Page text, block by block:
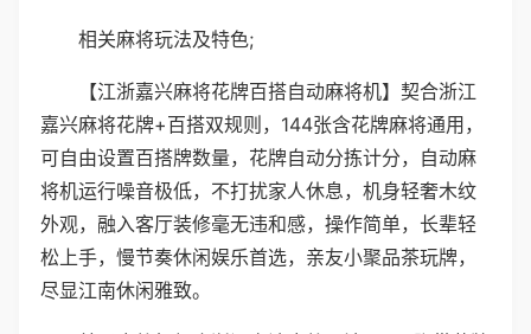
相关麻将玩法及特色;
【江浙嘉兴麻将花牌百搭自动麻将机】契合浙江
嘉兴麻将花牌+百搭双规则，144张含花牌麻将通用，
可自由设置百搭牌数量，花牌自动分拣计分，自动麻
将机运行噪音极低，不打扰家人休息，机身轻奢木纹
外观，融入客厅装修毫无违和感，操作简单，长辈轻
松上手，慢节奏休闲娱乐首选，亲友小聚品茶玩牌，
尽显江南休闲雅致。